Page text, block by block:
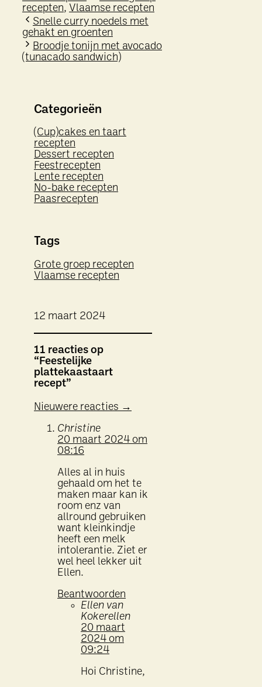
recepten, Vlaamse recepten
Snelle curry noedels met
gehakt en groenten
Broodje tonijn met avocado
(tunacado sandwich)
Categorieën
(Cup)cakes en taart
recepten
Dessert recepten
Feestrecepten
Lente recepten
No-bake recepten
Paasrecepten
Tags
Grote groep recepten
Vlaamse recepten
12 maart 2024
11 reacties op
“Feestelijke
plattekaastaart
recept”
Reactie
navigatie
Nieuwere reacties →
Christine
20 maart 2024 om
08:16
Alles al in huis
gehaald om het te
maken maar kan ik
room enz van
allround gebruiken
want kleinkindje
heeft een melk
intolerantie. Ziet er
wel heel lekker uit
Ellen.
Beantwoorden
Ellen van
Kokerellen
20 maart
2024 om
09:24
Hoi Christine,